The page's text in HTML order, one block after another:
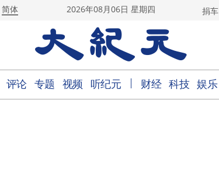
简体 2026年08月06日 星期四 捐车
评论 专题 视频 听纪元 财经 科技 娱乐